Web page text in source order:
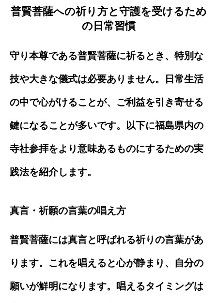
普賢菩薩への祈り方と守護を受けるため
の日常習慣
守り本尊である普賢菩薩に祈るとき、特別な
技や大きな儀式は必要ありません。日常生活
の中で心がけることが、ご利益を引き寄せる
鍵になることが多いです。以下に福島県内の
寺社参拝をより意味あるものにするための実
践法を紹介します。
真言・祈願の言葉の唱え方
普賢菩薩には真言と呼ばれる祈りの言葉があ
ります。これを唱えると心が静まり、自分の
願いが鮮明になります。唱えるタイミングは